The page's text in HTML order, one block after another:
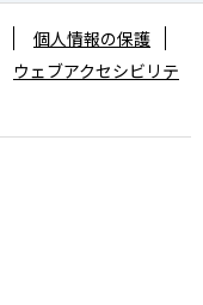
個人情報の保護
ウェブアクセシビリテ